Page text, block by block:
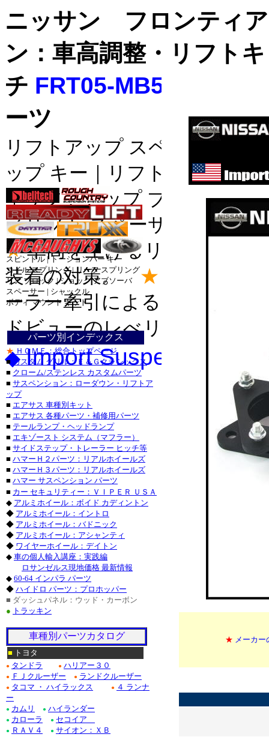
★ メーカ
サスペ
ハイリ
コイル_
シボ
シボレー
・シボレ
・シボレ
パー
キャデラ
・キャデ
フォード_
スピンドル | トーションバー キー
コイル スプリング | リーフ スプリング
リア ブロック | ショック アブソーバ
スペーサー | シャックル
ボディ マウント キット
パーツ別インデックス
★ ＨＯＭＥ：総合トップページ
■ カスタム グリル：Ｅ＆Ｇクラシックス
■ クローム/ステンレス カスタムパーツ
■ サスペンション：ローダウン・リフトア
ップ
■ エアサス 車種別キット
■ エアサス 各種パーツ・補修用パーツ
■ テールランプ・ヘッドランプ
■ エキゾースト システム（マフラー）
■ サイドステップ・トレーラー ヒッチ等
■ ハマーＨ２パーツ：リアルホイールズ
■ ハマーＨ３パーツ：リアルホイールズ
■ ハマー サスペンション パーツ
■ カー セキュリティー：ＶＩＰＥＲ ＵＳＡ
◆ アルミホイール：ボイド カディントン
◆ アルミホイール：イントロ
◆ アルミホイール：バドニック
◆ アルミホイール：アシャンティ
◆ ワイヤーホイール：デイトン
◆ 車の個人輸入講座：実践編
ロサンゼルス現地価格 最新情報
◆ 60-64 インパラ パーツ
◆ ハイドロ パーツ：プロホッパー
■ ダッシュパネル：ウッド・カーボン
● トラッキン
車種別パーツカタログ
■ トヨタ
● タンドラ ● ハリアー３０
● ＦＪクルーザー ● ランドクルーザー
● タコマ ・ ハイラックス ●
４ ランナ
ー
● カムリ ● ハイランダー
● カローラ ● セコイア
● ＲＡＶ４ ● サイオン：ＸＢ
ニッサン フロンティ
ン：車高調整・リフト
チ FRT05-MB50-F2.5/
ーツ
リフトアップ スペーサー｜
ップ キー｜リフトアップ ス
｜リフトアップ ブロック｜
ィリフト スペーサー。
★車高を上げるリフトサス
装着の対策。★
ーラー牽引によるリア下が
ドビューのレべリング。
◆ Import Suspension：